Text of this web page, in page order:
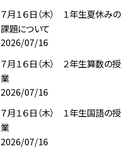
７月１６日（木） １年生夏休みの
課題について
2026/07/16
７月１６日（木） ２年生算数の授
業
2026/07/16
７月１６日（木） １年生国語の授
業
2026/07/16